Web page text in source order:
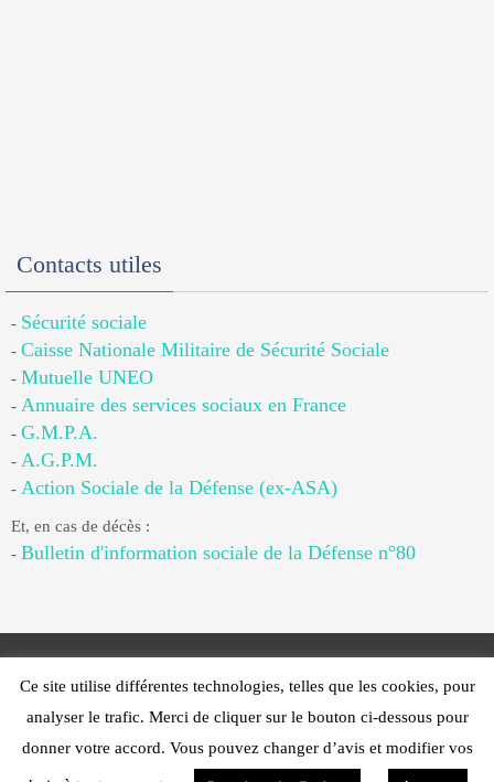
Contacts utiles
- Sécurité sociale
- Caisse Nationale Militaire de Sécurité Sociale
- Mutuelle UNEO
- Annuaire des services sociaux en France
- G.M.P.A.
- A.G.P.M.
- Action Sociale de la Défense (ex-ASA)
Et, en cas de décès :
- Bulletin d'information sociale de la Défense n°80
Web Design - PFS Concept Toulon - © 2025
Fonctionne avec Nirvana WordPress.
Ce site utilise différentes technologies, telles que les cookies, pour
analyser le trafic. Merci de cliquer sur le bouton ci-dessous pour
donner votre accord. Vous pouvez changer d’avis et modifier vos